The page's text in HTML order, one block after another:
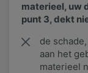
materieel, uw
punt 3, dekt
de
aan het
materieel